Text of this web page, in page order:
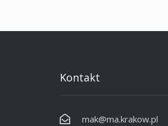
Kontakt
mak@ma.krakow.pl